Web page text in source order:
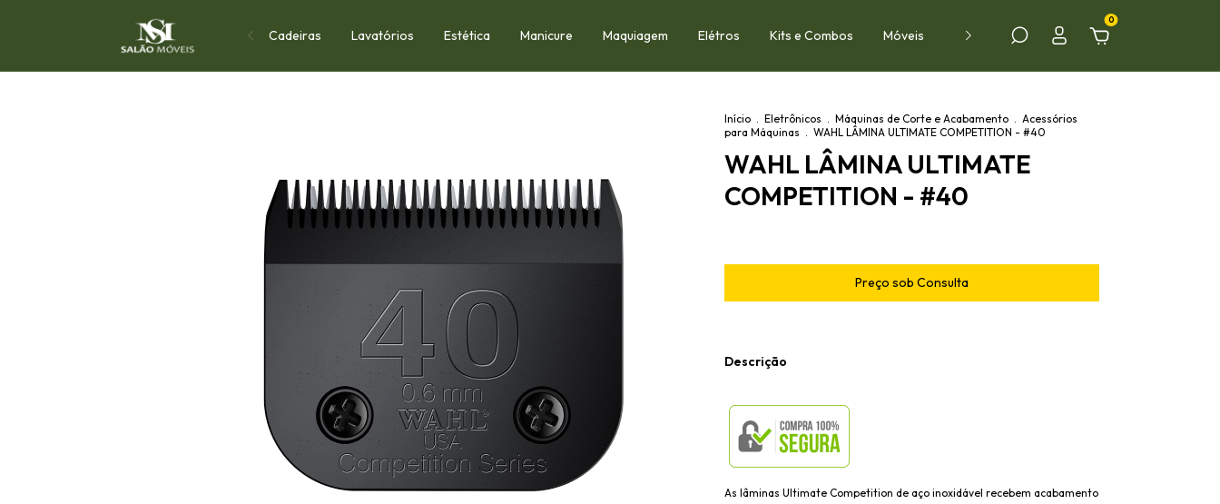
Cadeiras Lavatórios Estética Manicure Maquiagem Elétros Kits e Combos Móveis Ambientes PROMOÇÕES
0
Início . Eletrônicos . Máquinas de Corte e Acabamento . Acessórios
para Máquinas . WAHL LÂMINA ULTIMATE COMPETITION - #40
WAHL LÂMINA ULTIMATE
COMPETITION - #40
Descrição
As lâminas Ultimate Competition de aço inoxidável recebem acabamento